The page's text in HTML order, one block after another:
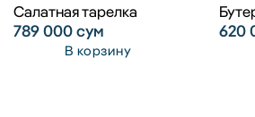
Салатная тарелка
789 000сум
В корзину
620